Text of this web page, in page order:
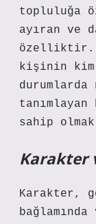
topluluğa
ayıran ve
özelliktir.
kişinin kim
durumlarda
sahip
Karakter
Karakter,